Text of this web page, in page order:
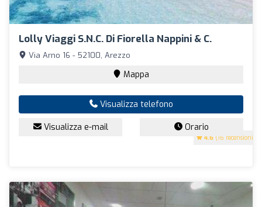
Lolly Viaggi S.N.C. Di Fiorella Nappini & C.
4.6 (16 recensioni)
Via Arno 16 - 52100, Arezzo
Mappa
Visualizza telefono
Visualizza e-mail Orario